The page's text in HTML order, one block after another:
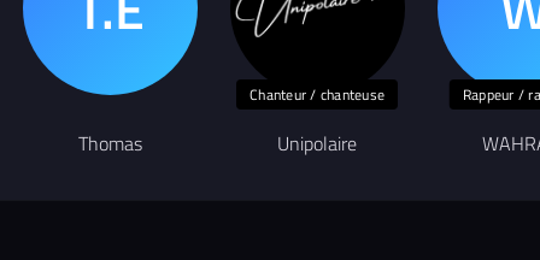
Thomas
Chanteur / chanteuse
Unipolaire
Rappeur /